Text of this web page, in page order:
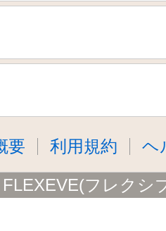
要 利用規約 ヘ
FLEXEVE(フレクシ